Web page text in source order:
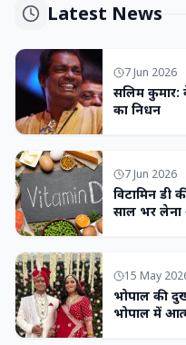
Latest News
7 Jun 2026
सलिम कुमार:
का निधन
7 Jun 2026
विटामिन डी
साल भर लेना
15 May
भोपाल की
भोपाल में